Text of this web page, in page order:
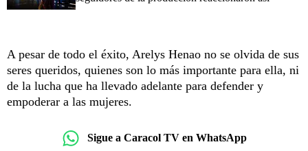
A pesar de todo el éxito, Arelys Henao no se olvida de sus
seres queridos, quienes son lo más importante para ella, ni
de la lucha que ha llevado adelante para defender y
empoderar a las mujeres.
Sigue a Caracol TV en WhatsApp